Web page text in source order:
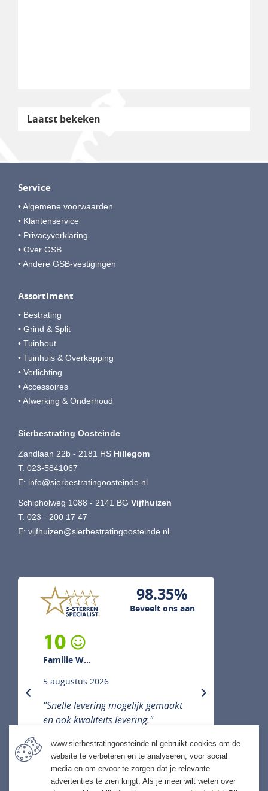
Laatst bekeken
Service
• Algemene voorwaarden
• Klantenservice
• Privacyverklaring
• Over GSB
• Andere GSB-vestigingen
Assortiment
• Bestrating
• Grind & Split
• Tuinhout
• Tuinhuis & Overkapping
• Verlichting
• Accessoires
• Afwerking & Onderhoud
Sierbestrating Oosteinde
Zandlaan 22b - 2181 HS Hillegom
T: 023-5841067
E: info@sierbestratingoosteinde.nl
Schipholweg 1088 - 2141 BG Vijfhuizen
T: 023 - 200 17 47
E: vijfhuizen@sierbestratingoosteinde.nl
98.35%
Beveelt ons aan
10
Familie W...
5 augustus 2026
"Snelle levering mogelijk gemaakt
en ook kwaliteits levering."
previous next
ALLE ERVARINGEN
www.sierbestratingoosteinde.nl gebruikt cookies om de
website te verbeteren en te analyseren, voor social
media en om ervoor te zorgen dat je relevante
advertenties te zien krijgt. Als je meer wilt weten over